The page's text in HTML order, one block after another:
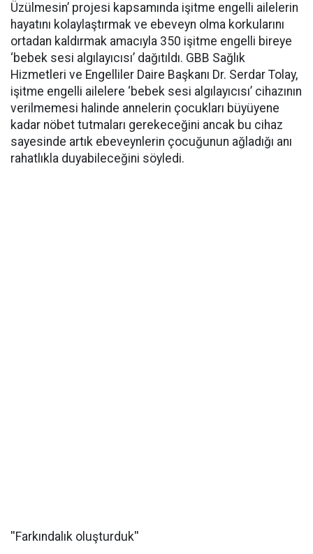
Üzülmesin’ projesi kapsamında işitme engelli ailelerin
hayatını kolaylaştırmak ve ebeveyn olma korkularını
ortadan kaldırmak amacıyla 350 işitme engelli bireye
‘bebek sesi algılayıcısı’ dağıtıldı. GBB Sağlık
Hizmetleri ve Engelliler Daire Başkanı Dr. Serdar Tolay,
işitme engelli ailelere ‘bebek sesi algılayıcısı’ cihazının
verilmemesi halinde annelerin çocukları büyüyene
kadar nöbet tutmaları gerekeceğini ancak bu cihaz
sayesinde artık ebeveynlerin çocuğunun ağladığı anı
rahatlıkla duyabileceğini söyledi.
''Farkındalık oluşturduk''